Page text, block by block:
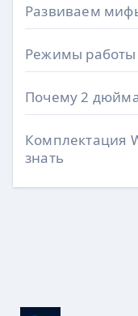
Развиваем
Режимы работы
Почему 2
Комплектация
знать